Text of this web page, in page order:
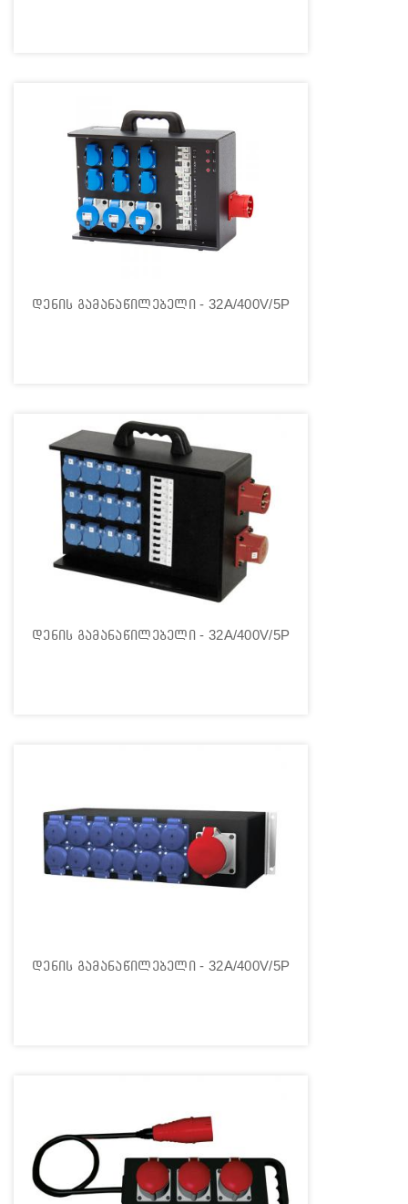
დენის გამანაწილებელი - 32A/400V/5P
დენის გამანაწილებელი - 32A/400V/5P
დენის გამანაწილებელი - 32A/400V/5P